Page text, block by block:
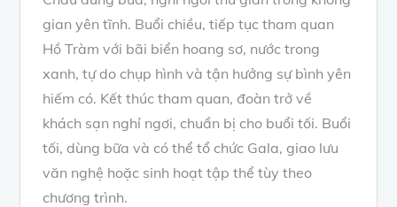
gian yên tĩnh. Buổi chiều, tiếp tục tham quan
Hồ Tràm với bãi biển hoang sơ, nước trong
xanh, tự do chụp hình và tận hưởng sự bình yên
hiếm có. Kết thúc tham quan, đoàn trở về
khách sạn nghỉ ngơi, chuẩn bị cho buổi tối. Buổi
tối, dùng bữa và có thể tổ chức Gala, giao lưu
văn nghệ hoặc sinh hoạt tập thể tùy theo
chương trình.